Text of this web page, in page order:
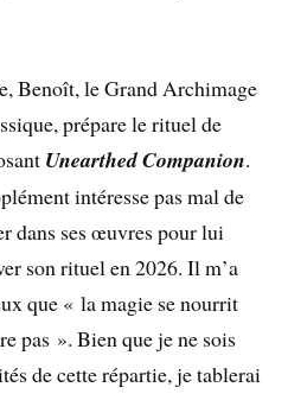
Benoît, le Grand Archimage
prépare le rituel de
Unearthed Companion.
intéresse pas mal de
dans ses œuvres pour lui
son rituel en 2026. Il m’a
que « la magie se nourrit
pas ». Bien que je ne sois
de cette répartie, je tablerai